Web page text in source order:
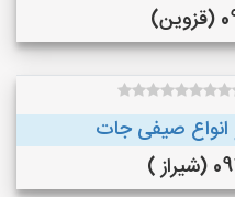
انواع صیفی جات
)